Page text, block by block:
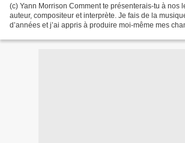
(c) Yann Morrison Comment te présenterais-tu à nos
auteur, compositeur et interprète. Je fais de la
d’années et j’ai appris à produire moi-même mes